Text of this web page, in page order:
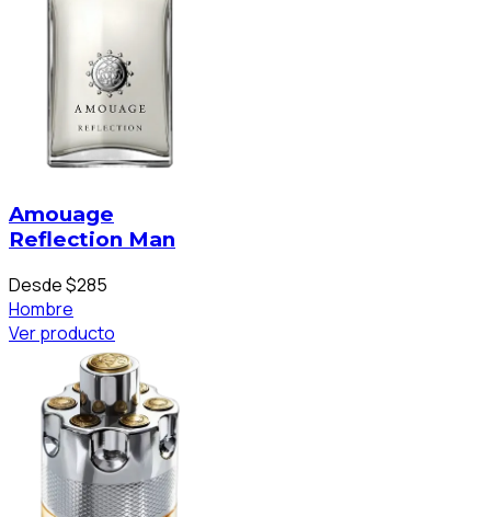
Amouage
Reflection Man
Desde $285
Hombre
Ver producto